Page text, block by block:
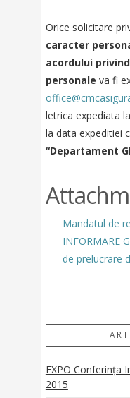
Orice solicitare
caracter
acordului
personale va fi
letrica expediata
la data expeditiei
“Departament
Mandatul de
INFORMARE
de prelucrare
EXPO Conferința
2015